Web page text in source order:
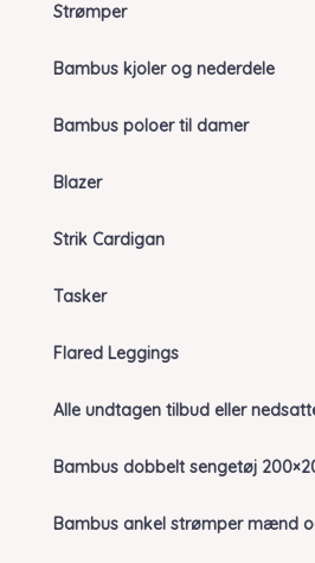
Strømper
Bambus kjoler og nederdele
Bambus poloer til damer
Blazer
Strik Cardigan
Tasker
Flared Leggings
Alle undtagen tilbud eller
Bambus dobbelt sengetøj
Bambus ankel strømper mænd